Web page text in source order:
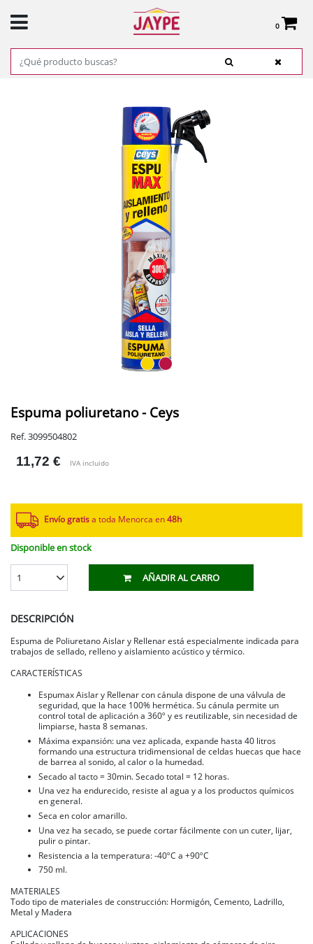
0
Total:
0,00 €
VER CESTA
Espuma poliuretano - Ceys
Ref. 3099504802
11,72 € IVA incluido
Envío gratis a toda Menorca en 48h
Disponible en stock
1 AÑADIR AL CARRO
DESCRIPCIÓN
Espuma de Poliuretano Aislar y Rellenar está especialmente indicada para
trabajos de sellado, relleno y aislamiento acústico y térmico.
CARACTERÍSTICAS
Espumax Aislar y Rellenar con cánula dispone de una válvula de
seguridad, que la hace 100% hermética. Su cánula permite un
control total de aplicación a 360º y es reutilizable, sin necesidad de
limpiarse, hasta 8 semanas.
Máxima expansión: una vez aplicada, expande hasta 40 litros
formando una estructura tridimensional de celdas huecas que hace
de barrea al sonido, al calor o la humedad.
Secado al tacto = 30min. Secado total = 12 horas.
Una vez ha endurecido, resiste al agua y a los productos químicos
en general.
Seca en color amarillo.
Una vez ha secado, se puede cortar fácilmente con un cuter, lijar,
pulir o pintar.
Resistencia a la temperatura: -40ºC a +90ºC
750 ml.
MATERIALES
Todo tipo de materiales de construcción: Hormigón, Cemento, Ladrillo,
Metal y Madera
APLICACIONES